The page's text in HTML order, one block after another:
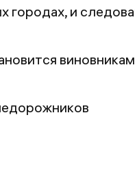
и